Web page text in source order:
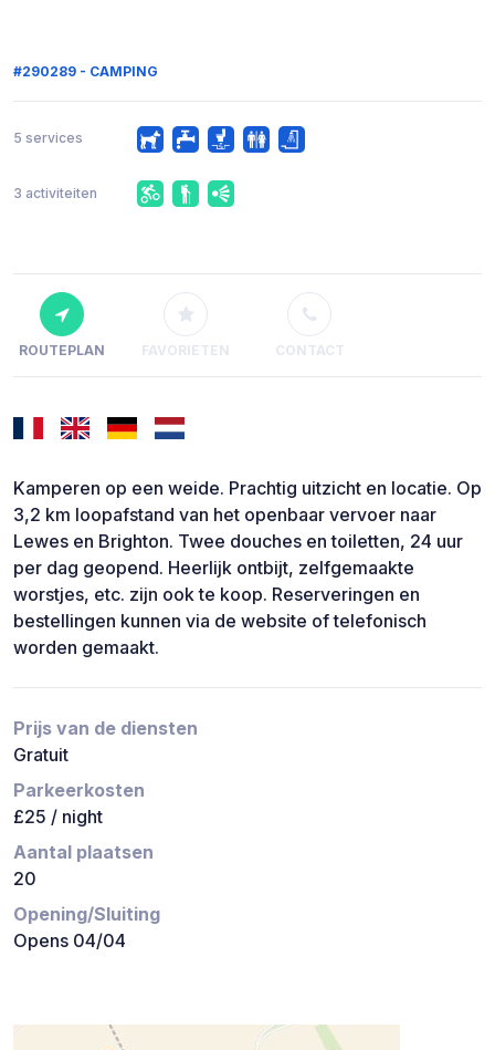
#290289 - CAMPING
5 services
3 activiteiten
ROUTEPLAN FAVORIETEN CONTACT
Kamperen op een weide. Prachtig uitzicht en locatie. Op
3,2 km loopafstand van het openbaar vervoer naar
Lewes en Brighton. Twee douches en toiletten, 24 uur
per dag geopend. Heerlijk ontbijt, zelfgemaakte
worstjes, etc. zijn ook te koop. Reserveringen en
bestellingen kunnen via de website of telefonisch
worden gemaakt.
Prijs van de diensten
Gratuit
Parkeerkosten
£25 / night
Aantal plaatsen
20
Opening/Sluiting
Opens 04/04